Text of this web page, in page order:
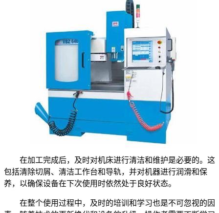
在加工完成后，及时对机床进行清洁和维护是必要的。这
包括清除切屑、清洁工作台和导轨，并对机器进行润滑和保
养，以确保设备在下次使用时依然处于良好状态。
在整个使用过程中，及时的培训和学习也是不可忽视的因